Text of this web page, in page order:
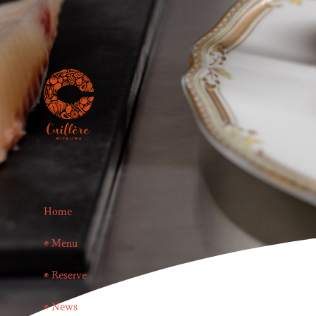
Home
◉ Menu
◉ Reserve
◉ News